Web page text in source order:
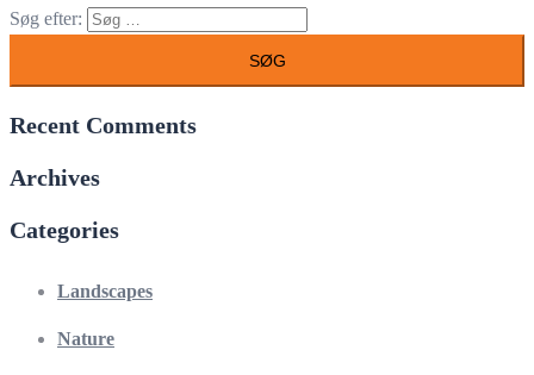
Søg efter:
Recent Comments
Archives
Categories
Landscapes
Nature